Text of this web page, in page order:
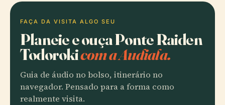
FAÇA DA VISITA ALGO SEU
Planeie e ouça Ponte Raiden
Todorokicom a Audiala.
Guia de áudio no bolso, itinerário no
navegador. Pensado para a forma como
realmente visita.